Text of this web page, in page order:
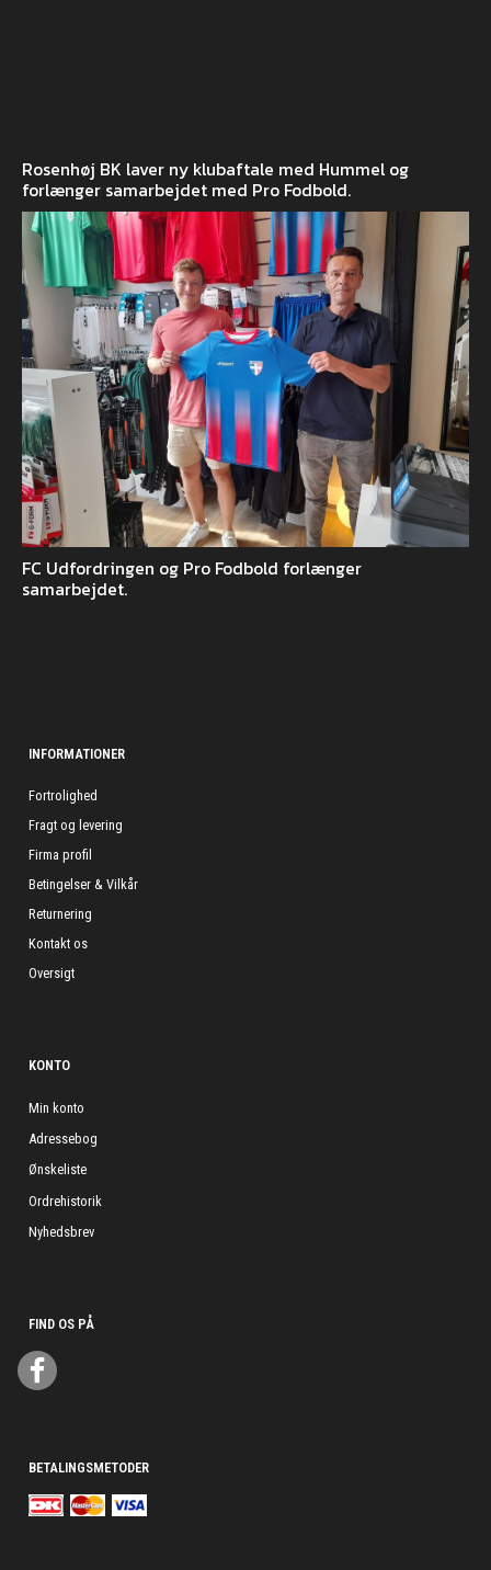
Rosenhøj BK laver ny klubaftale med Hummel og
forlænger samarbejdet med Pro Fodbold.
FC Udfordringen og Pro Fodbold forlænger
samarbejdet.
INFORMATIONER
Fortrolighed
Fragt og levering
Firma profil
Betingelser & Vilkår
Returnering
Kontakt os
Oversigt
KONTO
Min konto
Adressebog
Ønskeliste
Ordrehistorik
Nyhedsbrev
FIND OS PÅ
BETALINGSMETODER